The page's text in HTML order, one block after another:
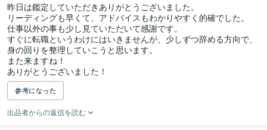
昨日は鑑定していただきありがとうございました。
リーディングも早くて、アドバイスもわかりやすく的確でした。
仕事以外の事も少し見ていただいて感謝です。
すぐに転職というわけにはいきませんが、少しずつ辞める方向で、
身の回りを整理していこうと思います。
また来ますね！
ありがとうございました！
参考になった
出品者からの返信を読む